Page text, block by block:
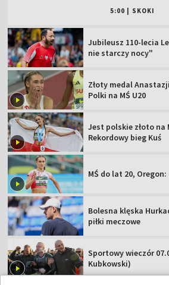
5:00 SKOKI
Jubileusz 110-lecia
nie starczy nocy"
Złoty medal
Polki na MŚ U20
Jest polskie złoto na
Rekordowy bieg Kuś
MŚ do lat 20,
Bolesna klęska
piłki meczowe
Sportowy wieczór
Kubkowski)